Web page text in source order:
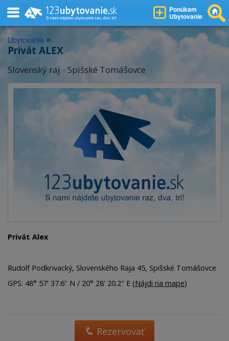
Ponúkam
Ubytovanie
Ubytovanie »
Privát ALEX
Slovenský raj - Spišské Tomášovce
Privát Alex
Rudolf Podkrivacký, Slovenského Raja 45, Spišské Tomášovce
GPS: 48° 57' 37.6'' N / 20° 28' 20.2'' E (Nájdi na mape)
Rezervovať